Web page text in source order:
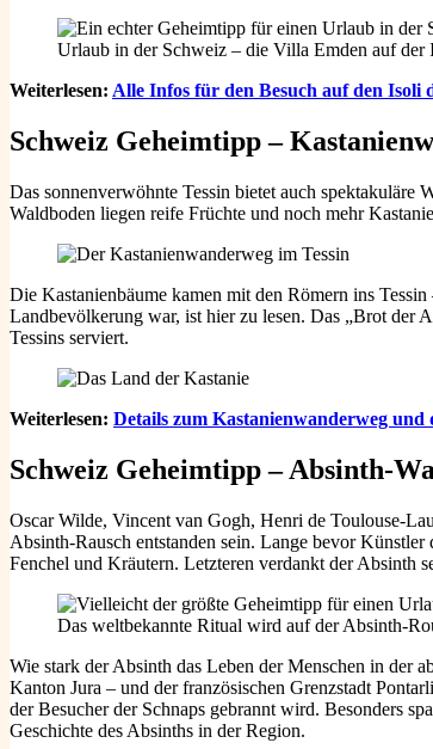
Urlaub in der Schweiz – die Villa Emden auf der
Weiterlesen: Alle Infos für den Besuch auf den Isoli
Schweiz Geheimtipp –
Das sonnenverwöhnte Tessin bietet auch spektakuläre
Waldboden liegen reife Früchte und noch mehr
Die Kastanienbäume kamen mit den Römern ins
Landbevölkerung war, ist hier zu lesen. Das „Brot der
Tessins serviert.
Weiterlesen: Details zum Kastanienwanderweg und
Schweiz Geheimtipp – Absinth-
Oscar Wilde, Vincent van Gogh, Henri de Toulouse-
Absinth-Rausch entstanden sein. Lange bevor
Fenchel und Kräutern. Letzteren verdankt der Absinth
Das weltbekannte Ritual wird auf der Absinth-
Wie stark der Absinth das Leben der Menschen in der
Kanton Jura – und der französischen Grenzstadt
der Besucher der Schnaps gebrannt wird. Besonders
Geschichte des Absinths in der Region.